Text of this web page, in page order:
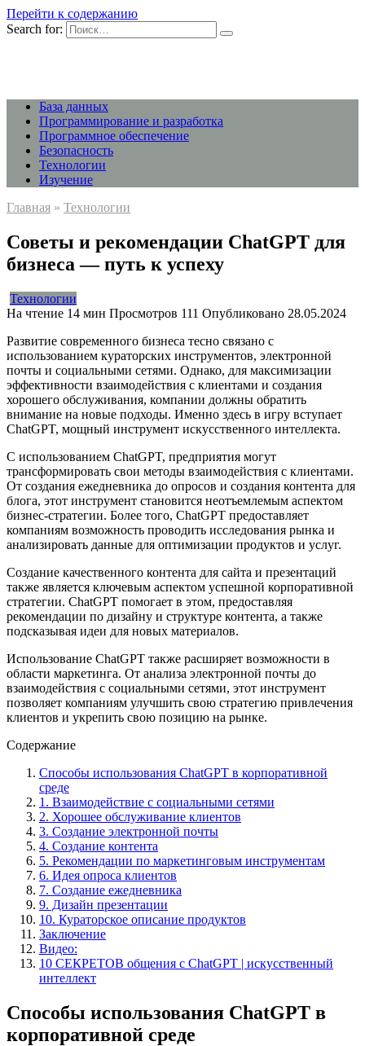
Перейти к содержанию
Search for:
База данных
Программирование и разработка
Программное обеспечение
Безопасность
Технологии
Изучение
Главная » Технологии
Советы и рекомендации ChatGPT для
бизнеса — путь к успеху
Технологии
На чтение 14 мин Просмотров 111 Опубликовано 28.05.2024
Развитие современного бизнеса тесно связано с
использованием кураторских инструментов, электронной
почты и социальными сетями. Однако, для максимизации
эффективности взаимодействия с клиентами и создания
хорошего обслуживания, компании должны обратить
внимание на новые подходы. Именно здесь в игру вступает
ChatGPT, мощный инструмент искусственного интеллекта.
С использованием ChatGPT, предприятия могут
трансформировать свои методы взаимодействия с клиентами.
От создания ежедневника до опросов и создания контента для
блога, этот инструмент становится неотъемлемым аспектом
бизнес-стратегии. Более того, ChatGPT предоставляет
компаниям возможность проводить исследования рынка и
анализировать данные для оптимизации продуктов и услуг.
Создание качественного контента для сайта и презентаций
также является ключевым аспектом успешной корпоративной
стратегии. ChatGPT помогает в этом, предоставляя
рекомендации по дизайну и структуре контента, а также
подсказывая идеи для новых материалов.
Использование ChatGPT также расширяет возможности в
области маркетинга. От анализа электронной почты до
взаимодействия с социальными сетями, этот инструмент
позволяет компаниям улучшить свою стратегию привлечения
клиентов и укрепить свою позицию на рынке.
Содержание
Способы использования ChatGPT в корпоративной
среде
1. Взаимодействие с социальными сетями
2. Хорошее обслуживание клиентов
3. Создание электронной почты
4. Создание контента
5. Рекомендации по маркетинговым инструментам
6. Идея опроса клиентов
7. Создание ежедневника
9. Дизайн презентации
10. Кураторское описание продуктов
Заключение
Видео:
10 СЕКРЕТОВ общения с ChatGPT | искусственный
интеллект
Способы использования ChatGPT в
корпоративной среде